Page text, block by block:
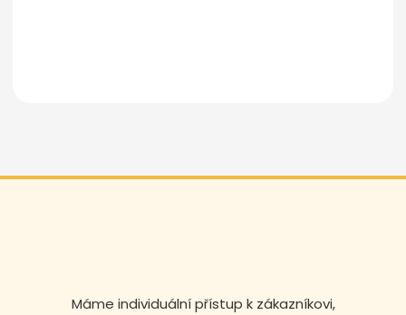
Máme individuální přístup k zákazníkovi,